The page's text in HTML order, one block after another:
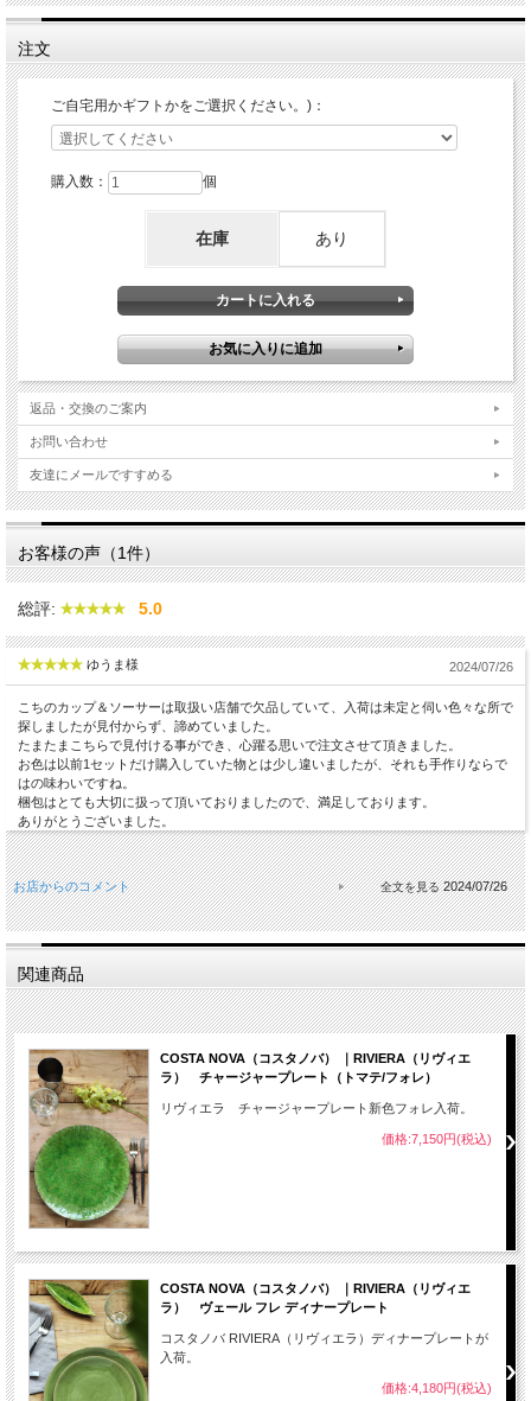
注文
ご自宅用かギフトかをご選択ください。)：
購入数： 個
在庫 あり
返品・交換のご案内
お問い合わせ
友達にメールですすめる
お客様の声（1件）
総評: 5.0
ゆうま様 2024/07/26
こちのカップ＆ソーサーは取扱い店舗で欠品していて、入荷は未定と伺い色々な所で
探しましたが見付からず、諦めていました。
たまたまこちらで見付ける事ができ、心躍る思いで注文させて頂きました。
お色は以前1セットだけ購入していた物とは少し違いましたが、それも手作りならで
はの味わいですね。
梱包はとても大切に扱って頂いておりましたので、満足しております。
ありがとうございました。
お店からのコメント 2024/07/26
関連商品
COSTA NOVA（コスタノバ） ｜RIVIERA（リヴィエ
ラ） チャージャープレート（トマテ/フォレ）
リヴィエラ チャージャープレート新色フォレ入荷。
価格:7,150円(税込)
COSTA NOVA（コスタノバ） ｜RIVIERA（リヴィエ
ラ） ヴェール フレ ディナープレート
コスタノバ RIVIERA（リヴィエラ）ディナープレートが
入荷。
価格:4,180円(税込)